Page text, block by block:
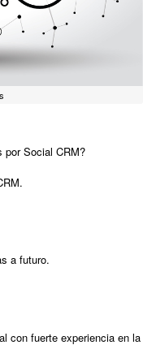
por Social CRM?
a futuro.
con fuerte experiencia en la